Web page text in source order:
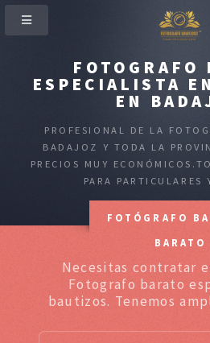
FOTOGRAFO
ESPECIALISTA
EN
PROFESIONAL DE LA
BADAJOZ Y TODA LA
PRECIOS MUY
PARA PARTICULARES
FOTÓGRAFO
BARATO
Necesitas contratar
Fotografo barato
bautizos. Tenemos